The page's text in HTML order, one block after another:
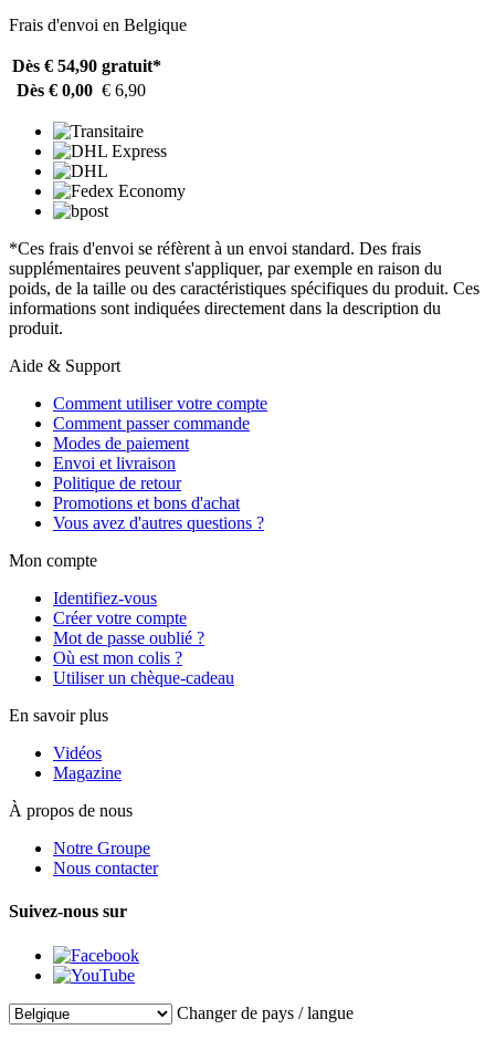
Frais d'envoi en Belgique
Dès € 54,90 gratuit*
Dès € 0,00 € 6,90
*Ces frais d'envoi se réfèrent à un envoi standard. Des frais
supplémentaires peuvent s'appliquer, par exemple en raison du
poids, de la taille ou des caractéristiques spécifiques du produit. Ces
informations sont indiquées directement dans la description du
produit.
Aide & Support
Comment utiliser votre compte
Comment passer commande
Modes de paiement
Envoi et livraison
Politique de retour
Promotions et bons d'achat
Vous avez d'autres questions ?
Mon compte
Identifiez-vous
Créer votre compte
Mot de passe oublié ?
Où est mon colis ?
Utiliser un chèque-cadeau
En savoir plus
Vidéos
Magazine
À propos de nous
Notre Groupe
Nous contacter
Suivez-nous sur
Changer de pays / langue